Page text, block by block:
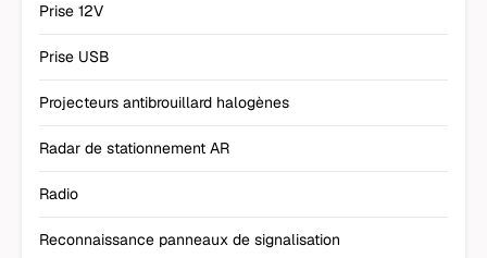
Prise 12V
Prise USB
Projecteurs antibrouillard halogènes
Radar de stationnement AR
Radio
Reconnaissance panneaux de signalisation